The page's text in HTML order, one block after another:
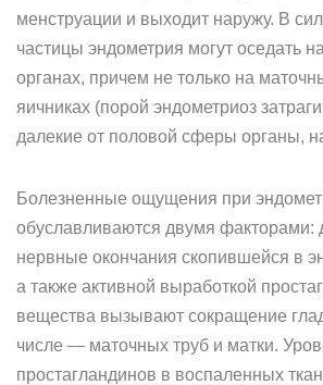
менструации и выходит наружу. В
частицы эндометрия могут оседать
органах, причем не только на
яичниках (порой эндометриоз
далекие от половой сферы органы,
Болезненные ощущения при
обуславливаются двумя факторами:
нервные окончания скопившейся в
а также активной выработкой
вещества вызывают сокращение
числе — маточных труб и матки.
простагландинов в воспаленных